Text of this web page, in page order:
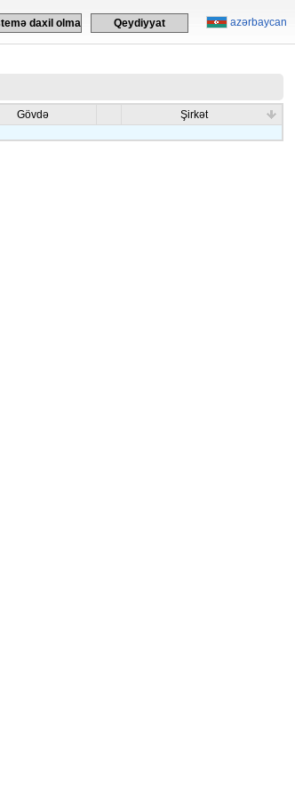
azərbaycan
daxil olma Qeydiyyat
Gövdə
Şirkət